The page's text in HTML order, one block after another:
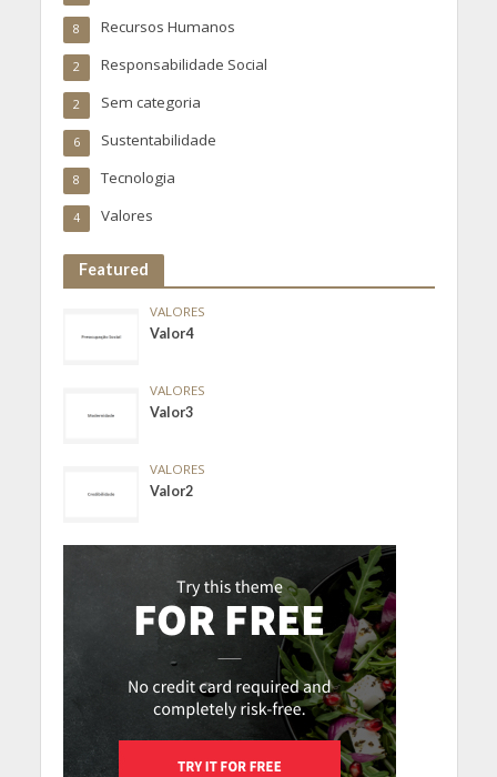
Recursos Humanos
8
Responsabilidade Social
2
Sem categoria
2
Sustentabilidade
6
Tecnologia
8
Valores
4
Featured
VALORES
Valor4
VALORES
Valor3
VALORES
Valor2